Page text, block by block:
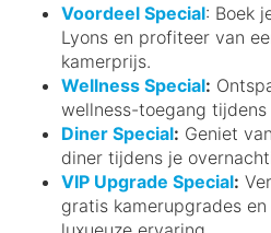
Voordeel Special: Boek
Lyons en profiteer van
kamerprijs.
Wellness Special:
wellness-toegang
Diner Special: Geniet
diner tijdens je
VIP Upgrade Special:
gratis kamerupgrades